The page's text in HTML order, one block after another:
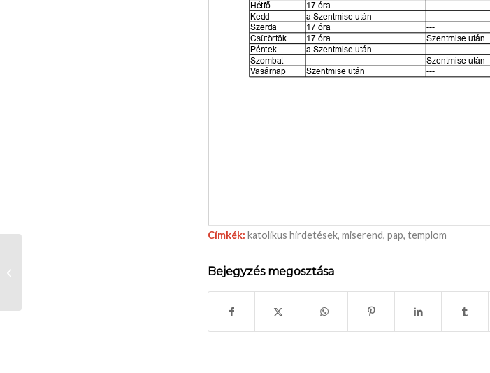
Címkék: katolikus hirdetések, miserend, pap, templom
Bejegyzés megosztása